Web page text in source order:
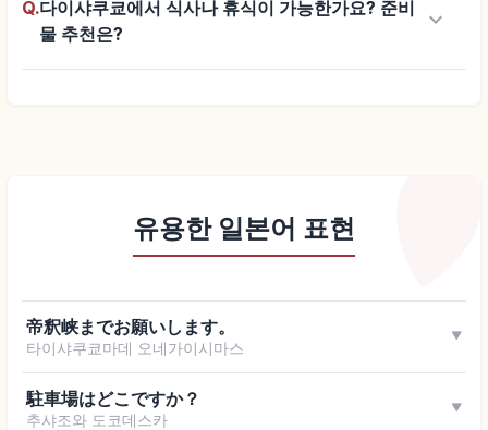
Q.다이샤쿠쿄에서 식사나 휴식이 가능한가요? 준비
물 추천은?
keyboard_arrow_down
유용한 일본어 표현
帝釈峡までお願いします。
타이샤쿠쿄마데 오네가이시마스
▼
駐車場はどこですか？
추샤조와 도코데스카
▼